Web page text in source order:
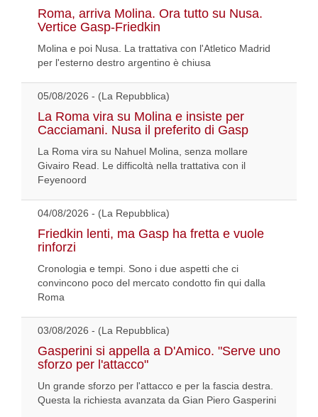
Roma, arriva Molina. Ora tutto su Nusa.
Vertice Gasp-Friedkin
Molina e poi Nusa. La trattativa con l'Atletico Madrid
per l'esterno destro argentino è chiusa
05/08/2026 - (La Repubblica)
La Roma vira su Molina e insiste per
Cacciamani. Nusa il preferito di Gasp
La Roma vira su Nahuel Molina, senza mollare
Givairo Read. Le difficoltà nella trattativa con il
Feyenoord
04/08/2026 - (La Repubblica)
Friedkin lenti, ma Gasp ha fretta e vuole
rinforzi
Cronologia e tempi. Sono i due aspetti che ci
convincono poco del mercato condotto fin qui dalla
Roma
03/08/2026 - (La Repubblica)
Gasperini si appella a D'Amico. "Serve uno
sforzo per l'attacco"
Un grande sforzo per l'attacco e per la fascia destra.
Questa la richiesta avanzata da Gian Piero Gasperini